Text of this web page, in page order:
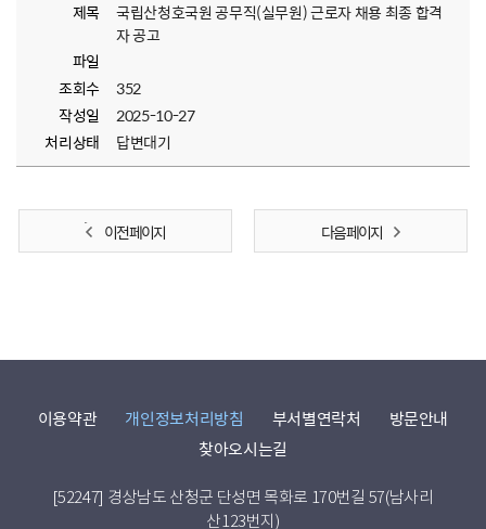
제목
국립산청호국원 공무직(실무원) 근로자 채용 최종 합격
자 공고
파일
조회수
352
작성일
2025-10-27
처리상태
답변대기
이전 페이지 다음 페이지
이용약관 개인정보처리방침 부서별연락처
방문안내
찾아오시는길
[52247] 경상남도 산청군 단성면 목화로 170번길 57(남사리
산123번지)